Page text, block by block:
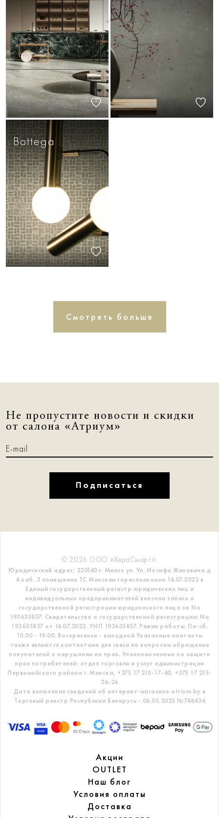
Bottega
Смотреть больше
Не пропустите новости и скидки
от салона «Атриум»
Подписаться
© 2026 ООО «КераСмарт».
Юридический адрес: 220140 г. Минск ул. Ул. Иосифа Жиновича д
4 каб. 3 помещение ТС Минским горисполкомом 14.07.2022 в
Единый государственный регистр юридических лиц и
индивидуальных предпринимателей внесена запись о
государственной регистрации юридического лица за No
193635857. Свидетельство о государственной регистрации: No
193635857 от 14.07.2022. УНП 193635857. Режим работы: Пн-сб.
10.00 - 19.00. Воскресенье - выходной Указанные контакты
также являются контактами для связи по вопросам обращения
покупателей о нарушении их прав. Уполномоченные по защите
прав потребителей: отдел торговли и услуг администрации
Первомайского района г. Минска, +375 17 215-17-40, +375 17 215-
26-26
Дата включения сведений об интернет-магазине atrium.by в
Торговый реестр Республики Беларусь - 06.05.2025 №748434
Акции
OUTLET
Наш блог
Условия оплаты
Доставка